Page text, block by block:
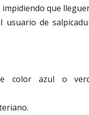
que
usuario de
color azul o